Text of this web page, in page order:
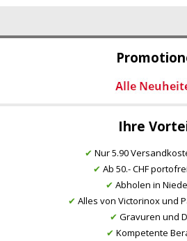
Ihre
✔ Nur 5.90
✔ Ab 50.- CHF
✔ Abholen in
✔ Alles von Victorinox und
✔ Gravuren und
✔ Kompetente